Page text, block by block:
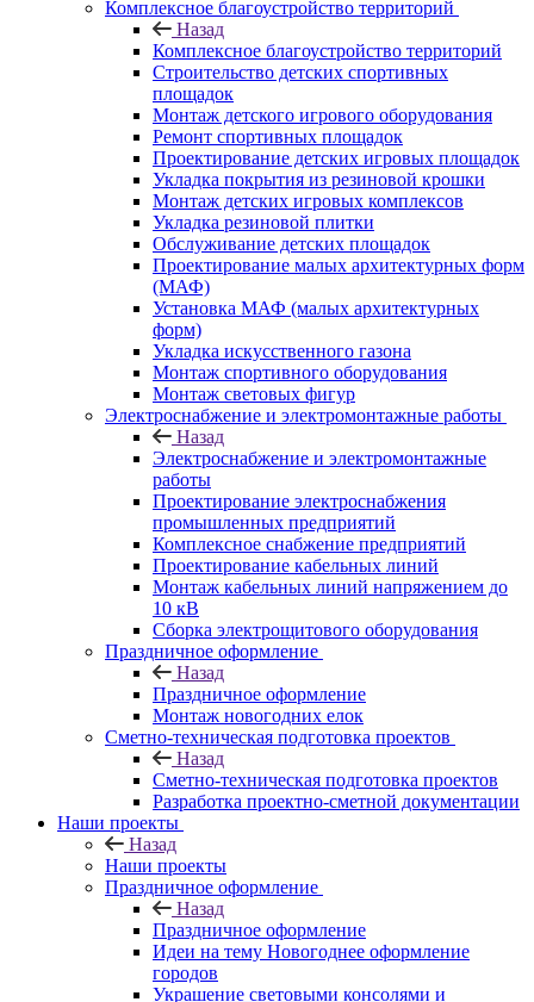
Комплексное благоустройство территорий
Назад
Комплексное благоустройство территорий
Строительство детских спортивных
площадок
Монтаж детского игрового оборудования
Ремонт спортивных площадок
Проектирование детских игровых площадок
Укладка покрытия из резиновой крошки
Монтаж детских игровых комплексов
Укладка резиновой плитки
Обслуживание детских площадок
Проектирование малых архитектурных форм
(МАФ)
Установка МАФ (малых архитектурных
форм)
Укладка искусственного газона
Монтаж спортивного оборудования
Монтаж световых фигур
Электроснабжение и электромонтажные работы
Назад
Электроснабжение и электромонтажные
работы
Проектирование электроснабжения
промышленных предприятий
Комплексное снабжение предприятий
Проектирование кабельных линий
Монтаж кабельных линий напряжением до
10 кВ
Сборка электрощитового оборудования
Праздничное оформление
Назад
Праздничное оформление
Монтаж новогодних елок
Сметно-техническая подготовка проектов
Назад
Сметно-техническая подготовка проектов
Разработка проектно-сметной документации
Наши проекты
Назад
Наши проекты
Праздничное оформление
Назад
Праздничное оформление
Идеи на тему Новогоднее оформление
городов
Украшение световыми консолями и